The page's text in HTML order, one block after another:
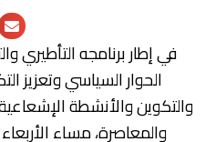
في إطار برنامجه التأطيري
الحوار السياسي وتعزيز
والتكوين والأنشطة الإشعاعية